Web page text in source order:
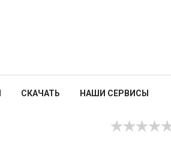
СКАЧАТЬ НАШИ СЕРВИСЫ